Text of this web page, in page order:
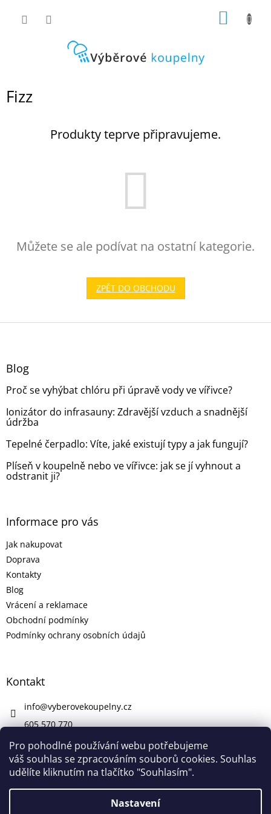
Pro pohodlné používání webu potřebujeme
váš souhlas se zpracováním souborů cookies. Souhlas
udělíte kliknutím na tlačítko "Souhlasím".
Nastavení
Fizz
Produkty teprve připravujeme.
Můžete se ale podívat na ostatní kategorie.
ZPĚT DO OBCHODU
Z
Blog
Proč se vyhýbat chlóru při úpravě vody ve vířivce?
Ionizátor do infrasauny: Zdravější vzduch a snadnější
údržba
Tepelné čerpadlo: Víte, jaké existují typy a jak fungují?
Plíseň v koupelně nebo ve vířivce: jak se jí vyhnout a
odstranit ji?
Informace pro vás
Jak nakupovat
Doprava
Kontakty
Blog
Vrácení a reklamace
Obchodní podmínky
Podmínky ochrany osobních údajů
Kontakt
info@vyberovekoupelny.cz
605 570 770
https://www.facebook.com/vyberovekoupelny/